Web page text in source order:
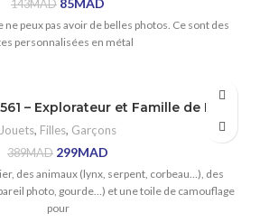
143MAD 85MAD
ne peux pas avoir de belles photos. Ce sont des
personnalisées en métal
– Explorateur et Famille de Lynx
Jouets, Filles, Garçons
389MAD 299MAD
des animaux (lynx, serpent, corbeau…), des
photo, gourde…) et une toile de camouflage
pour